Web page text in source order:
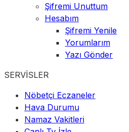
Şifremi Unuttum
Hesabım
Şifremi Yenile
Yorumlarım
Yazı Gönder
SERVİSLER
Nöbetçi Eczaneler
Hava Durumu
Namaz Vakitleri